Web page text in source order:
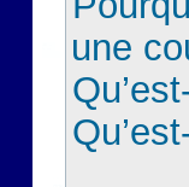
une